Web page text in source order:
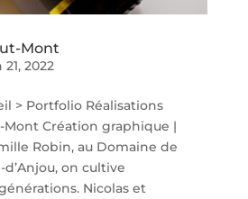
Mont
21, 2022
> Portfolio Réalisations
Création graphique |
Robin, au Domaine de
d’Anjou, on cultive
Nicolas et